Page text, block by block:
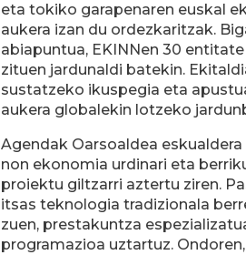
eta tokiko garapenaren euskal
aukera izan du ordezkaritzak.
abiapuntua, EKINNen 30
zituen jardunaldi batekin.
sustatzeko ikuspegia eta
aukera globalekin lotzeko
Agendak Oarsoaldea
non ekonomia urdinari eta
proiektu giltzarri aztertu ziren.
itsas teknologia tradizionala
zuen, prestakuntza
programazioa uztartuz.